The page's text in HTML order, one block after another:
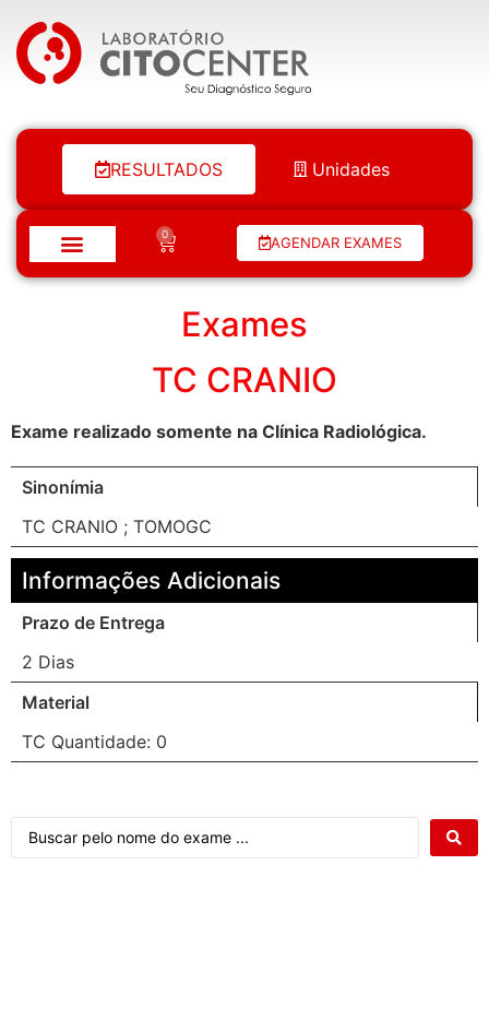
Laboratório Citocenter
RESULTADOS Unidades
0 AGENDAR EXAMES
Exames
TC CRANIO
Exame realizado somente na Clínica Radiológica.
Sinonímia
TC CRANIO ; TOMOGC
Informações Adicionais
Prazo de Entrega
2 Dias
Material
TC Quantidade: 0